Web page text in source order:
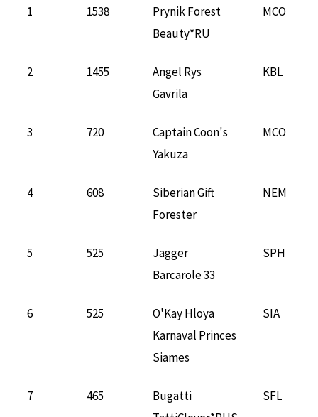
1 1538
Prynik Forest
Beauty*RU
MCO
2 1455
Angel Rys
Gavrila
KBL
3 720
Captain Coon's
Yakuza
MCO
4 608
Siberian Gift
Forester
NEM
5 525
Jagger
Barcarole 33
SPH
6 525
O'Kay Hloya
Karnaval Princes
Siames
SIA
7 465
Bugatti
SFL